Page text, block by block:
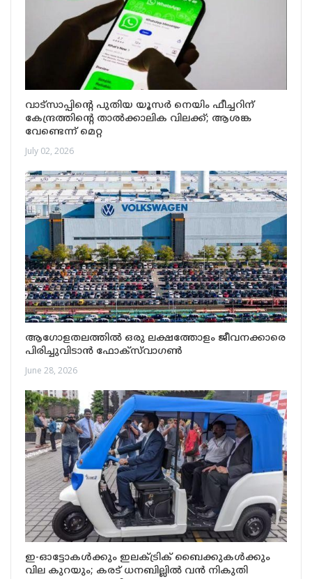
വാട്സാപ്പിന്റെ പുതിയ യൂസർ നെയിം ഫീച്ചറിന്
കേന്ദ്രത്തിന്റെ താൽക്കാലിക വിലക്ക്; ആശങ്ക
വേണ്ടെന്ന് മെറ്റ
July 02, 2026
ആഗോളതലത്തിൽ ഒരു ലക്ഷത്തോളം ജീവനക്കാരെ
പിരിച്ചുവിടാൻ ഫോക്സ്‌വാഗൺ
June 28, 2026
ഇ-ഓട്ടോകൾക്കും ഇലക്ട്രിക് ബൈക്കുകൾക്കും
വില കുറയും; കരട് ധനബില്ലിൽ വൻ നികുതി